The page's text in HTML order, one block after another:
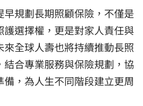
早規劃長期照顧保險，不僅是
選擇權，更是對家人責任與
來全球人壽也將持續推動長照
合專業服務與保險規劃，協
，為人生不同階段建立更周